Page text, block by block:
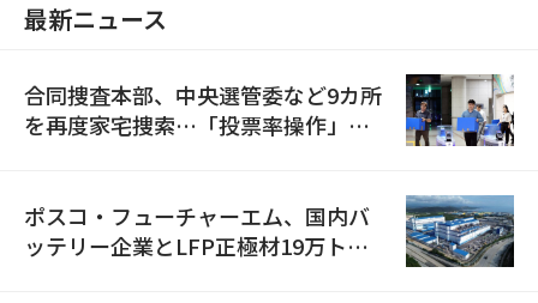
最新ニュース
合同捜査本部、中央選管委など9カ所
を再度家宅捜索…「投票率操作」の
ポスコ・フューチャーエム、国内バ
ッテリー企業とLFP正極材19万トン